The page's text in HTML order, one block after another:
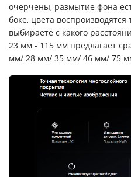
очерчены, размытие фона
боке, цвета
выбираете с какого
23 мм - 115 мм предлагает
мм/ 28 мм/ 35 мм/ 46 мм/ 75